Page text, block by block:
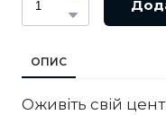
ОПИС
Оживіть свій